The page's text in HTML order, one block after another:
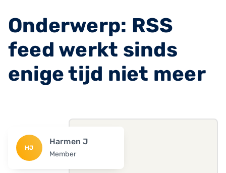
Onderwerp: RSS
feed werkt sinds
enige tijd niet meer
HJ
Harmen J
Member